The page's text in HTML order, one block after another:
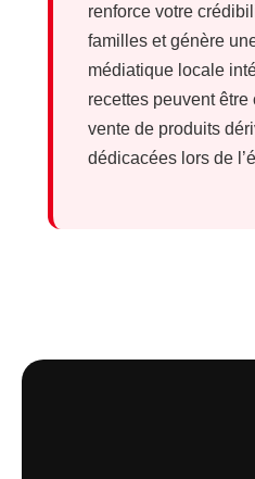
renforce votre
familles et génère
médiatique locale
recettes peuvent
vente de produits
dédicacées lors de